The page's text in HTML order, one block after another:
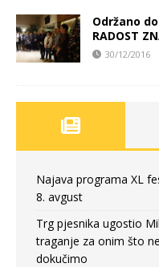
Održano
RADOST
30/12/2016
Najava programa XL
8. avgust
Trg pjesnika ugostio
traganje za onim što
dokučimo